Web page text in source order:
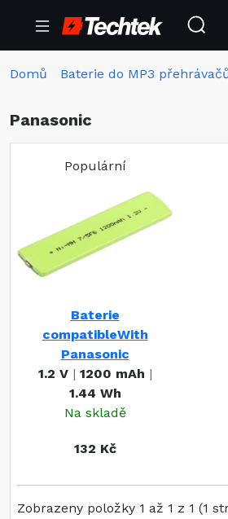
Domů Baterie do MP3
Panasonic
Populární
Baterie
compatibleWith
Panasonic
1.2 V | 1200 mAh |
1.44 Wh
Na skladě
132 Kč
Zobrazeny položky 1 až 1 z 1 (1